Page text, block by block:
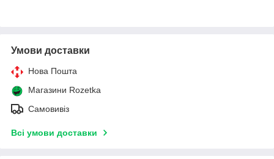
Умови доставки
Нова Пошта
Магазини Rozetka
Самовивіз
Всі умови доставки